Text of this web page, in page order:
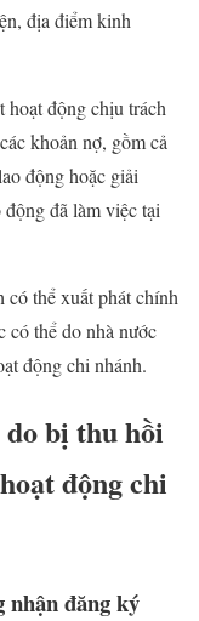
địa điểm kinh
hoạt động chịu trách
khoản nợ, gồm cả
động hoặc giải
đã làm việc tại
có thể xuất phát chính
có thể do nhà nước
động chi nhánh.
bị thu hồi
động chi
nhận đăng ký